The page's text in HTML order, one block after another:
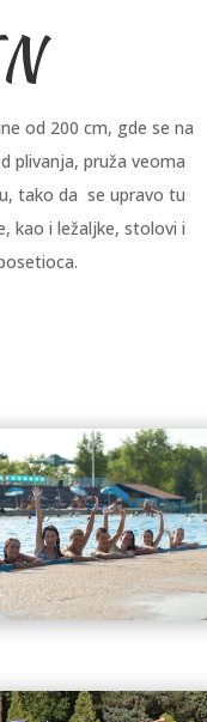
od 200 cm, gde se na
plivanja, pruža veoma
tako da se upravo tu
kao i ležaljke, stolovi i